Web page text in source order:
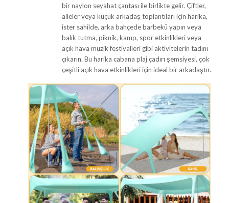
bir naylon seyahat çantası ile birlikte gelir. Çiftler,
aileler veya küçük arkadaş toplantıları için harika,
ister sahilde, arka bahçede barbekü yapın veya
balık tutma, piknik, kamp, ​​spor etkinlikleri veya
açık hava müzik festivalleri gibi aktivitelerin tadını
çıkarın. Bu harika cabana plaj çadırı şemsiyesi, çok
çeşitli açık hava etkinlikleri için ideal bir arkadaştır.